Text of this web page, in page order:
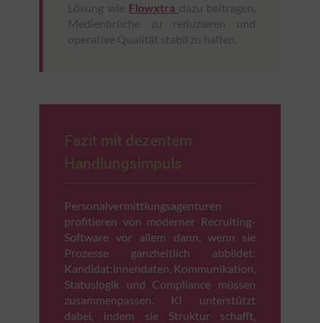
Lösung wie Flowxtra dazu beitragen,
Medienbrüche zu reduzieren und
operative Qualität stabil zu halten.
Fazit mit dezentem
Handlungsimpuls
Personalvermittlungsagenturen
profitieren von moderner Recruiting-
Software vor allem dann, wenn sie
Prozesse ganzheitlich abbildet:
Kandidat:innendaten, Kommunikation,
Statuslogik und Compliance müssen
zusammenpassen. KI unterstützt
dabei, indem sie Struktur schafft,